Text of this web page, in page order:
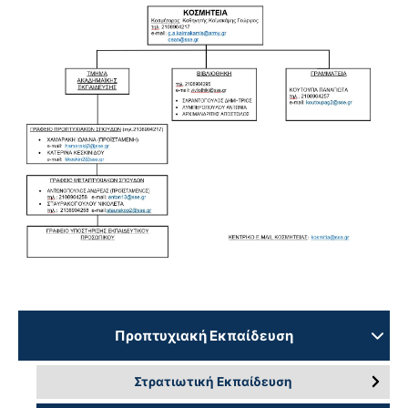
Προπτυχιακή Εκπαίδευση
Στρατιωτική Εκπαίδευση